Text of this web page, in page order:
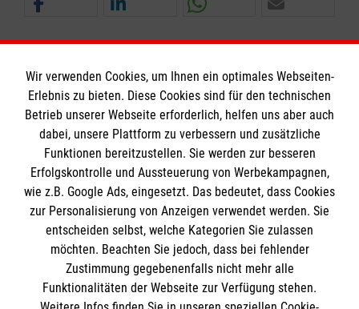
Informationen
Impressum
Datenschutz
Barrierefreiheit
Kontakt
Die Malteser
Malteser in Deutschland
Malteserorden
Spendenkonto
Wir verwenden Cookies, um Ihnen ein optimales Webseiten-
Erlebnis zu bieten. Diese Cookies sind für den technischen
Betrieb unserer Webseite erforderlich, helfen uns aber auch
dabei, unsere Plattform zu verbessern und zusätzliche
Funktionen bereitzustellen. Sie werden zur besseren
Erfolgskontrolle und Aussteuerung von Werbekampagnen,
wie z.B. Google Ads, eingesetzt. Das bedeutet, dass Cookies
zur Personalisierung von Anzeigen verwendet werden. Sie
entscheiden selbst, welche Kategorien Sie zulassen
möchten. Beachten Sie jedoch, dass bei fehlender
Zustimmung gegebenenfalls nicht mehr alle
Funktionalitäten der Webseite zur Verfügung stehen.